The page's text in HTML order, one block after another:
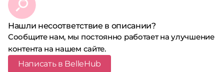
Нашли несоответствие в описании?
Сообщите нам, мы постоянно работает на улучшение
контента на нашем сайте.
Написать в BelleHub